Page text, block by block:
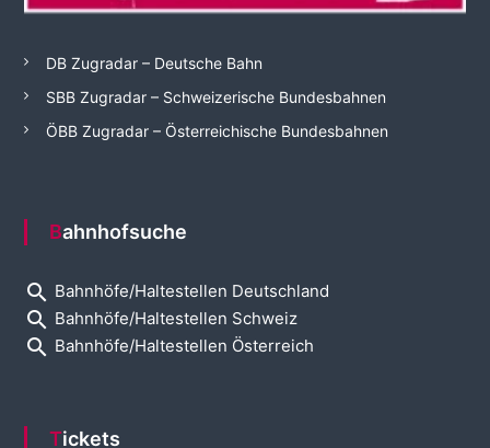
DB Zugradar – Deutsche Bahn
SBB Zugradar – Schweizerische Bundesbahnen
ÖBB Zugradar – Österreichische Bundesbahnen
Bahnhofsuche
search Bahnhöfe/Haltestellen Deutschland
search Bahnhöfe/Haltestellen Schweiz
search Bahnhöfe/Haltestellen Österreich
Tickets